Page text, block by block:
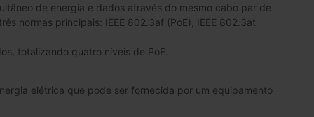
de energia e dados através do mesmo cabo par de
normas principais: IEEE 802.3af (PoE), IEEE 802.3at
totalizando quatro níveis de PoE.
elétrica que pode ser fornecida por um equipamento